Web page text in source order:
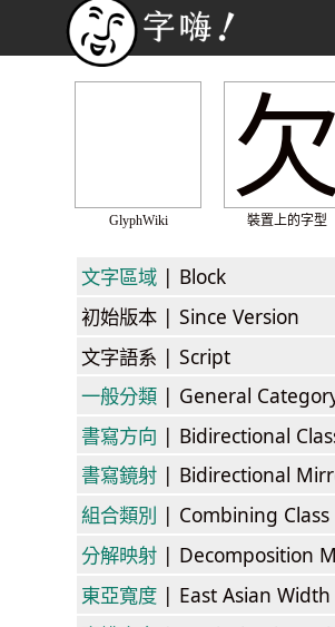
GlyphWiki
⽋
裝置上的字型
文字區域 | Block
初始版本 | Since Version
文字語系 | Script
一般分類 | General
書寫方向 | Bidirectional
書寫鏡射 | Bidirectional
組合類別 | Combining Class
分解映射 | Decomposition
東亞寬度 | East Asian Width